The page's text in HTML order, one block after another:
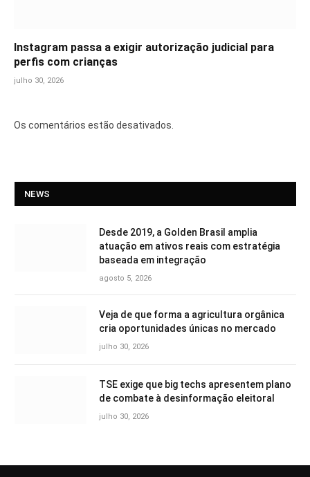
Instagram passa a exigir autorização judicial para
perfis com crianças
julho 30, 2026
Os comentários estão desativados.
NEWS
Desde 2019, a Golden Brasil amplia
atuação em ativos reais com estratégia
baseada em integração
agosto 5, 2026
Veja de que forma a agricultura orgânica
cria oportunidades únicas no mercado
julho 30, 2026
TSE exige que big techs apresentem plano
de combate à desinformação eleitoral
julho 30, 2026